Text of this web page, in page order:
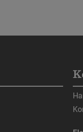
webbplats, öppnas